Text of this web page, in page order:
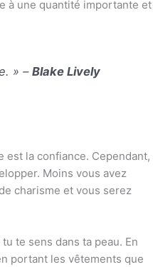
à une quantité importante et
» –Blake Lively
est la confiance. Cependant,
Moins vous avez
charisme et vous serez
te sens dans ta peau. En
portant les vêtements que